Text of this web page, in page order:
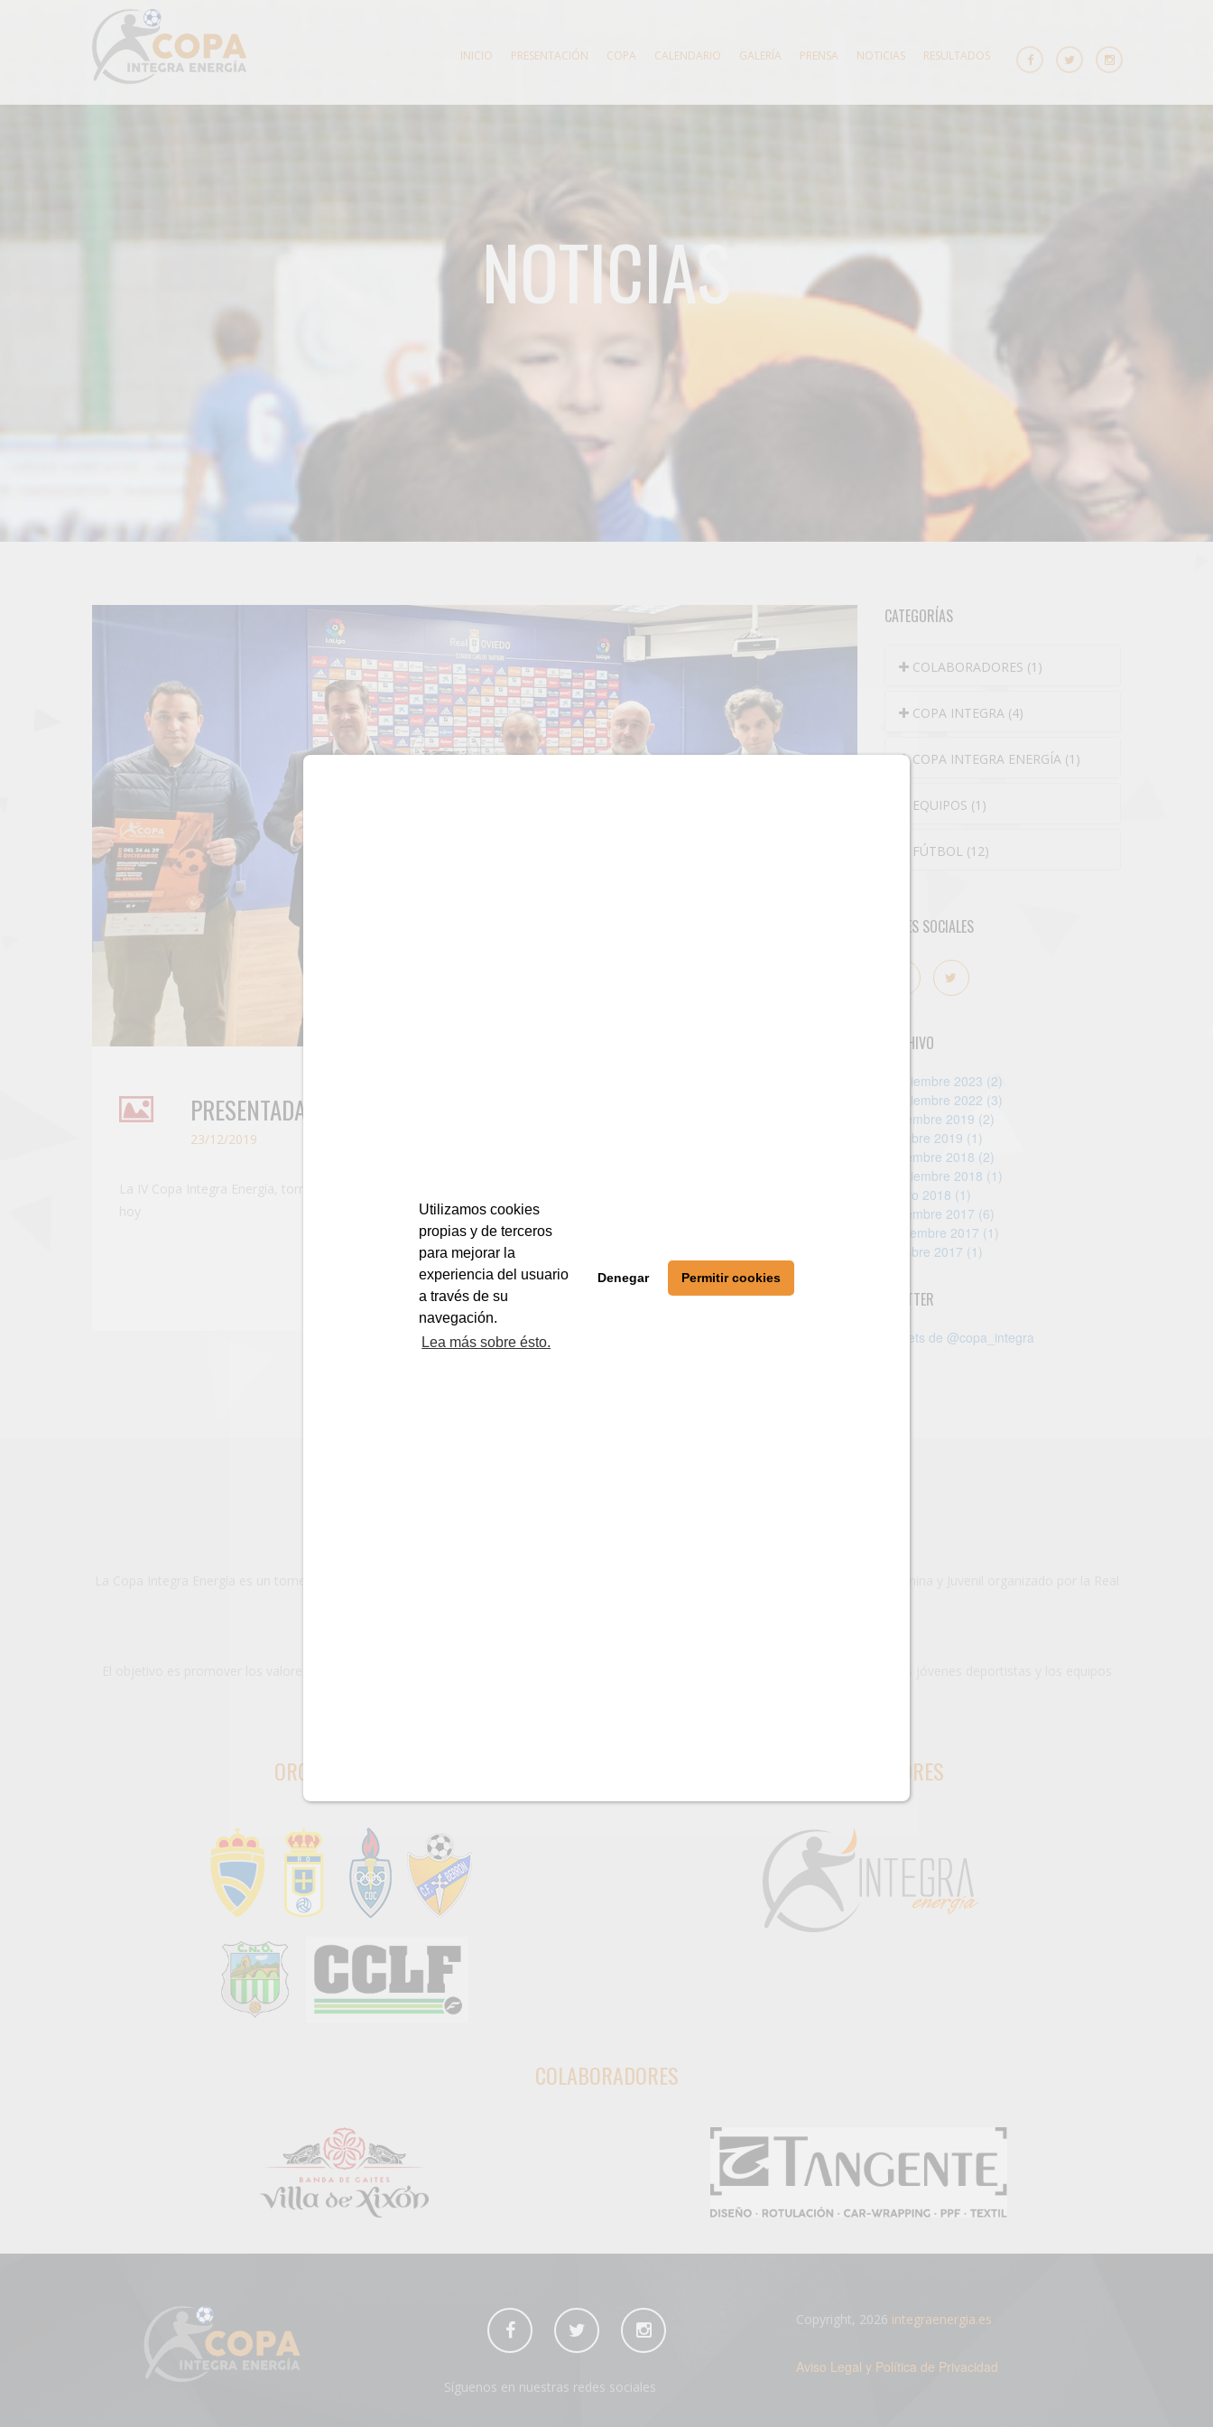
Utilizamos cookies
propias y de terceros
para mejorar la
experiencia del usuario
a través de su
navegación.
Lea más sobre ésto.
Denegar Permitir cookies
INICIO PRESENTACIÓN COPA CALENDARIO GALERÍA PRENSA NOTICIAS RESULTADOS
NOTICIAS
PRESENTADA LA IV COPA INTEGRA ENERGÍA
23/12/2019
La IV Copa Integra Energía, torneo de fútbol-8 para las categorías alevín y benjamín, fue presentado en la mañana de
hoy
VER MÁS
CATEGORÍAS
COLABORADORES (1)
COPA INTEGRA (4)
COPA INTEGRA ENERGÍA (1)
EQUIPOS (1)
FÚTBOL (12)
REDES SOCIALES
ARCHIVO
Septiembre 2023 (2)
Septiembre 2022 (3)
Diciembre 2019 (2)
Octubre 2019 (1)
Diciembre 2018 (2)
Septiembre 2018 (1)
Enero 2018 (1)
Diciembre 2017 (6)
Noviembre 2017 (1)
Octubre 2017 (1)
TWITTER
Tweets de @copa_integra
ORGANIZADORES PATROCINADORES
COLABORADORES
Síguenos en nuestras redes sociales
Copyright, 2026 integraenergia.es
Aviso Legal y Política de Privacidad